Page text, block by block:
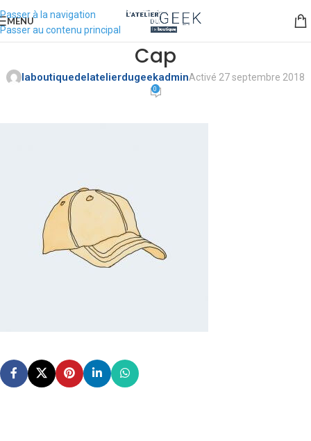
Passer à la navigation
Passer au contenu principal
MENU
Cap
laboutiquedelatelierdugeekadminActivé 27 septembre 2018
0